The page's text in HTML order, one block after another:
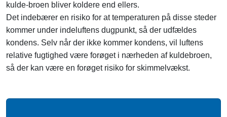
kulde-broen bliver koldere end ellers.
Det indebærer en risiko for at temperaturen på disse steder
kommer under indeluftens dugpunkt, så der udfældes
kondens. Selv når der ikke kommer kondens, vil luftens
relative fugtighed være forøget i nærheden af kuldebroen,
så der kan være en forøget risiko for skimmelvækst.